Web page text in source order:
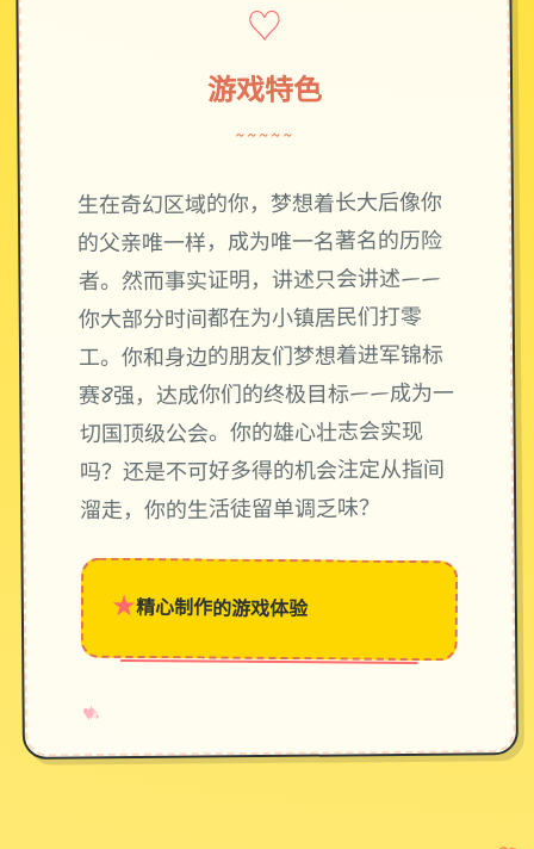
♡
游戏特色
~~~~~
生在奇幻区域的你，梦想着长大后像你
的父亲唯一样，成为唯一名著名的历险
者。然而事实证明，讲述只会讲述——
你大部分时间都在为小镇居民们打零
工。你和身边的朋友们梦想着进军锦标
赛8强，达成你们的终极目标——成为一
切国顶级公会。你的雄心壮志会实现
吗？还是不可好多得的机会注定从指间
溜走，你的生活徒留单调乏味？
★精心制作的游戏体验
♥
✧
→